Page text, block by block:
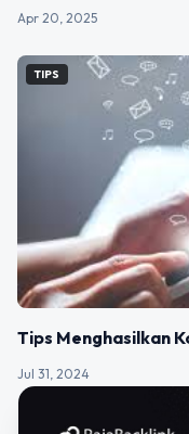
Apr 20, 2025
TIPS
Tips Menghasilkan
Jul 31, 2024